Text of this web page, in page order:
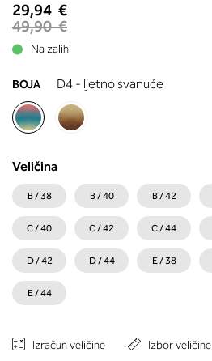
the
images
gallery
29,94 €
49,90 €
Na zalihi
BOJA D4 - ljetno svanuće
Veličina
B / 38 B / 40 B / 42
C / 40 C / 42 C / 44
D / 42 D / 44 E / 38
E / 44
Izračun veličine Izbor veličine